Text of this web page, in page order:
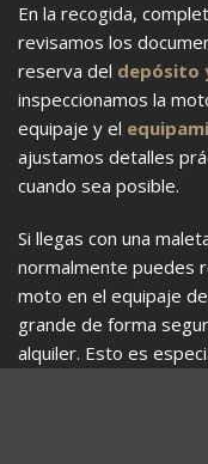
En la recogida,
revisamos los
reserva del depósito
inspeccionamos la
equipaje y el
ajustamos detalles
cuando sea posible.
Si llegas con una
normalmente puedes
moto en el equipaje
grande de forma
alquiler. Esto es
moto directamente
En la devolución,